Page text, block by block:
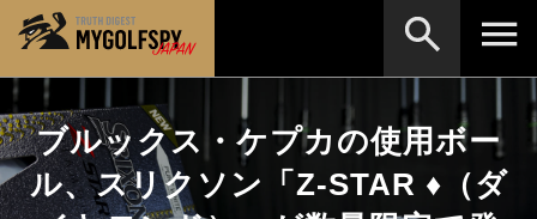
ブルックス・ケプカの使用ボー
ル、スリクソン「Z-STAR ♦︎（ダ
MOST WANTED テストランキング
NEW RELEASES 新製品情報 検索